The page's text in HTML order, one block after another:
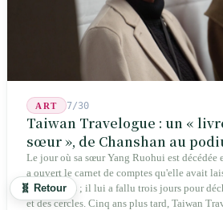
ART 7/30
Taiwan Travelogue : un «
sœur », de Chanshan au
Le jour où sa sœur Yang Ruohui est
a ouvert le carnet de comptes qu'elle avait
les comptes ; il lui a fallu trois jours pour
et des cercles. Cinq ans plus tard, Taiwan
🧬 Retour